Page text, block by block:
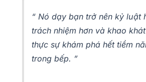
“ Nó dạy bạn trở nên kỷ luật
trách nhiệm hơn và khao
thực sự khám phá hết tiềm
trong bếp. ”